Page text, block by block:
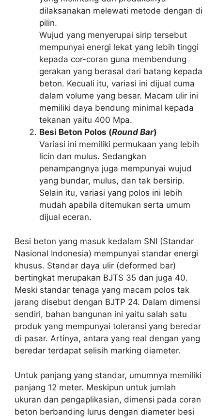
dilaksanakan melewati metode dengan di
pilin.
Wujud yang menyerupai sirip tersebut
mempunyai energi lekat yang lebih tinggi
kepada cor-coran guna membendung
gerakan yang berasal dari batang kepada
beton. Kecuali itu, variasi ini dijual cuma
dalam volume yang besar. Macam ulir ini
memiliki daya bendung minimal kepada
tekanan yaitu 400 Mpa.
Besi Beton Polos (Round Bar)
Variasi ini memiliki permukaan yang lebih
licin dan mulus. Sedangkan
penampangnya juga mempunyai wujud
yang bundar, mulus, dan tak bersirip.
Selain itu, variasi yang polos ini lebih
mudah apabila ditemukan serta umum
dijual eceran.
Besi beton yang masuk kedalam SNI (Standar
Nasional Indonesia) mempunyai standar energi
khusus. Standar daya ulir (deformed bar)
bertingkat merupakan BJTS 35 dan juga 40.
Meski standar tenaga yang macam polos tak
jarang disebut dengan BJTP 24. Dalam dimensi
sendiri, bahan bangunan ini yaitu salah satu
produk yang mempunyai toleransi yang beredar
di pasar. Artinya, antara yang real dengan yang
beredar terdapat selisih marking diameter.
Untuk panjang yang standar, umumnya memiliki
panjang 12 meter. Meskipun untuk jumlah
ukuran dan pengaplikasian, dimensi pada coran
beton berbanding lurus dengan diameter besi